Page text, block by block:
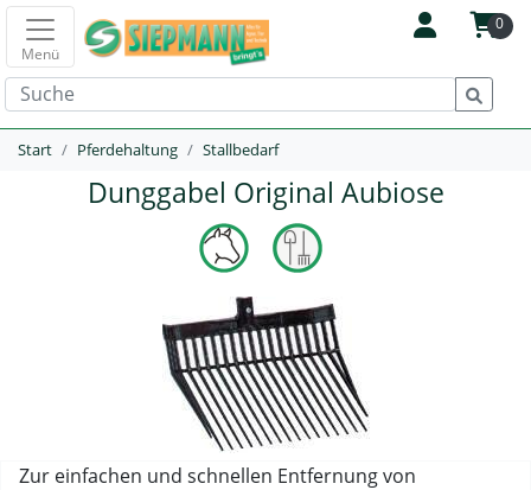
0
Menü
Start Pferdehaltung Stallbedarf
Dunggabel Original Aubiose
Zur einfachen und schnellen Entfernung von